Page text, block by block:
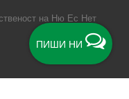
ПИШИ НИ
на Ню Ес Нет